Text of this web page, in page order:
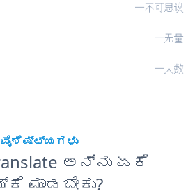
一不可思议
一无量
一大数
ವೈಶಿಷ್ಟ್ಯಗಳು
ಅನ್ನು ಏಕೆ
ಮಾಡಬೇಕು?